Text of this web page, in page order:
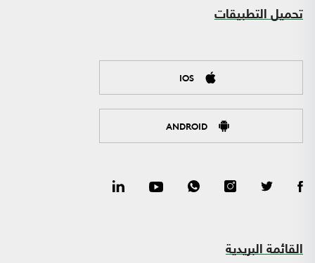
تحميل التطبيقات
IOS
ANDROID
القائمة البريدية